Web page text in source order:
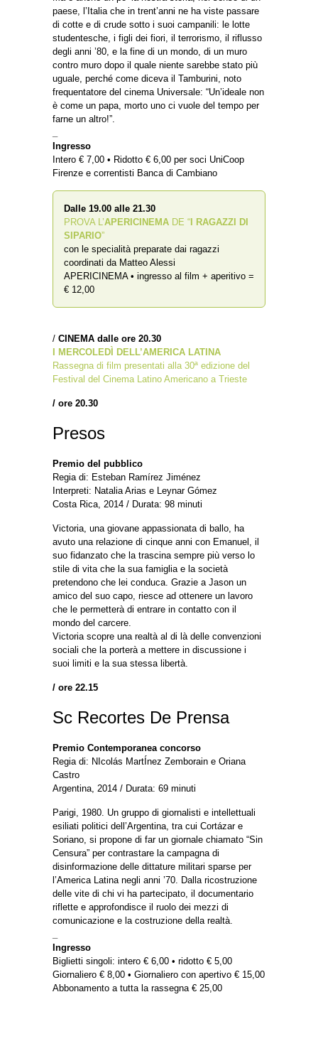
paese, l’Italia che in trent’anni ne ha viste passare
di cotte e di crude sotto i suoi campanili: le lotte
studentesche, i figli dei fiori, il terrorismo, il riflusso
degli anni ’80, e la fine di un mondo, di un muro
contro muro dopo il quale niente sarebbe stato più
uguale, perché come diceva il Tamburini, noto
frequentatore del cinema Universale: “Un’ideale non
è come un papa, morto uno ci vuole del tempo per
farne un altro!”.
Ingresso
Intero € 7,00 • Ridotto € 6,00 per soci UniCoop
Firenze e correntisti Banca di Cambiano
Dalle 19.00 alle 21.30
PROVA L’APERICINEMA DE “ I RAGAZZI DI
SIPARIO”
con le specialità preparate dai ragazzi
coordinati da Matteo Alessi
APERICINEMA • ingresso al film + aperitivo =
€ 12,00
/ CINEMA dalle ore 20.30
I MERCOLEDÌ DELL’AMERICA LATINA
Rassegna di film presentati alla 30ª edizione del
Festival del Cinema Latino Americano a Trieste
/ ore 20.30
Presos
Premio del pubblico
Regia di: Esteban Ramírez Jiménez
Interpreti: Natalia Arias e Leynar Gómez
Costa Rica, 2014 / Durata: 98 minuti
Victoria, una giovane appassionata di ballo, ha
avuto una relazione di cinque anni con Emanuel, il
suo fidanzato che la trascina sempre più verso lo
stile di vita che la sua famiglia e la società
pretendono che lei conduca. Grazie a Jason un
amico del suo capo, riesce ad ottenere un lavoro
che le permetterà di entrare in contatto con il
mondo del carcere.
Victoria scopre una realtà al di là delle convenzioni
sociali che la porterà a mettere in discussione i
suoi limiti e la sua stessa libertà.
/ ore 22.15
Sc Recortes De Prensa
Premio Contemporanea concorso
Regia di: NIcolás MartÍnez Zemborain e Oriana
Castro
Argentina, 2014 / Durata: 69 minuti
Parigi, 1980. Un gruppo di giornalisti e intellettuali
esiliati politici dell’Argentina, tra cui Cortázar e
Soriano, si propone di far un giornale chiamato “Sin
Censura” per contrastare la campagna di
disinformazione delle dittature militari sparse per
l’America Latina negli anni ’70. Dalla ricostruzione
delle vite di chi vi ha partecipato, il documentario
riflette e approfondisce il ruolo dei mezzi di
comunicazione e la costruzione della realtà.
Ingresso
Biglietti singoli: intero € 6,00 • ridotto € 5,00
Giornaliero € 8,00 • Giornaliero con apertivo € 15,00
Abbonamento a tutta la rassegna € 25,00